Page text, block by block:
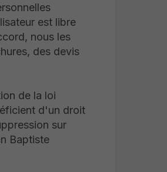
est libre
nous les
des devis
de la loi
d'un droit
sur
Baptiste